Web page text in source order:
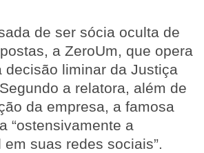
de ser sócia oculta de
a ZeroUm, que opera
decisão liminar da Justiça
a relatora, além de
da empresa, a famosa
“ostensivamente a
suas redes sociais”.